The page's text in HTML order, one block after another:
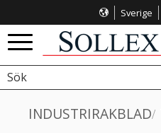
Meny
Sverige
INDUSTRIRAKBLAD